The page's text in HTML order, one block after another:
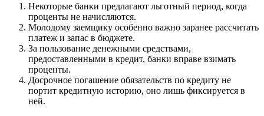
Некоторые банки предлагают льготный период, когда
проценты не начисляются.
Молодому заемщику особенно важно заранее рассчитать
платеж и запас в бюджете.
За пользование денежными средствами,
предоставленными в кредит, банки вправе взимать
проценты.
Досрочное погашение обязательств по кредиту не
портит кредитную историю, оно лишь фиксируется в
ней.